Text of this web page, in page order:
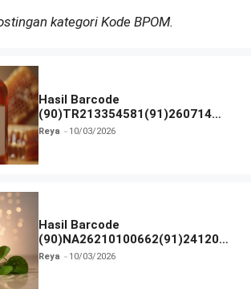
kategori Kode BPOM.
Hasil Barcode
(90)TR213354581(91)260714
dan Izin BPOM
Reya 10/03/2026
Hasil Barcode
(90)NA26210100662(91)241203
dan Izin BPOM
Reya 10/03/2026